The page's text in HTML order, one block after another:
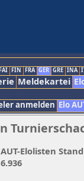
FIN FRA GER GRE INA
Meldekartei
anmelden Elo
AUT-Elolisten
6.936